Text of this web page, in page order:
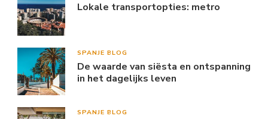
Lokale transportopties: metro
SPANJE BLOG
De waarde van siësta en ontspanning
in het dagelijks leven
SPANJE BLOG